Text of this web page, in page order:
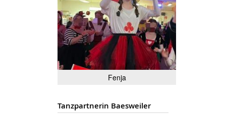
Fenja
Tanzpartnerin Baesweiler